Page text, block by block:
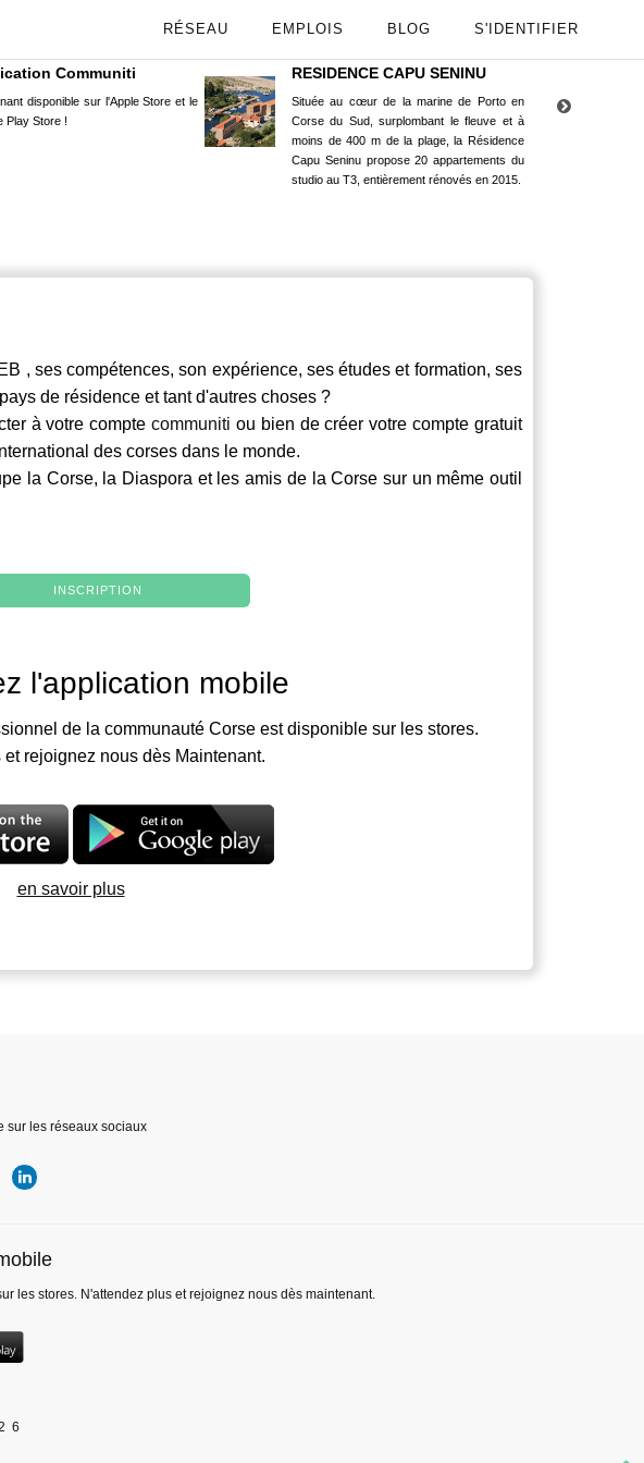
RÉSEAU EMPLOIS BLOG S'IDENTIFIER
Communiti
disponible sur l'Apple Store et le
Play Store !
RESIDENCE CAPU SENINU
Située au cœur de la marine de Porto en
Corse du Sud, surplombant le fleuve et à
moins de 400 m de la plage, la Résidence
Capu Seninu propose 20 appartements du
studio au T3, entièrement rénovés en 2015.
, ses compétences, son expérience, ses études et formation, ses
de résidence et tant d'autres choses ?
à votre comptecommuniti ou bien de créer votre compte gratuit
des corses dans le monde.
la Corse, la Diaspora et les amis de la Corse sur un même outil
INSCRIPTION
l'application mobile
de la communauté Corse est disponible sur les stores.
et rejoignez nous dès Maintenant.
en savoir plus
sur les réseaux sociaux
les stores. N'attendez plus et rejoignez nous dès maintenant.